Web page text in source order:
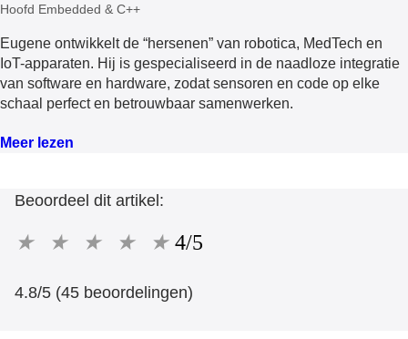
Hoofd Embedded & C++
Eugene ontwikkelt de “hersenen” van robotica, MedTech en
IoT-apparaten. Hij is gespecialiseerd in de naadloze integratie
van software en hardware, zodat sensoren en code op elke
schaal perfect en betrouwbaar samenwerken.
Meer lezen
Beoordeel dit artikel:
★ ★ ★ ★ ★ 4/5
4.8/5 (45 beoordelingen)